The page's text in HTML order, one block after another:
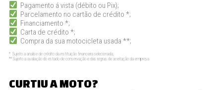
Pagamento á vista (débito ou Pix);
Parcelamento no cartão de crédito *;
Financiamento *;
Carta de crédito *;
Compra da sua motocicleta usada **;
* Sujeito a analise de crédito da instituição financeira selecionada;
** Sujeito a avaliação do estado de conservação e das regras de aceitação da empresa
CURTIU A MOTO?